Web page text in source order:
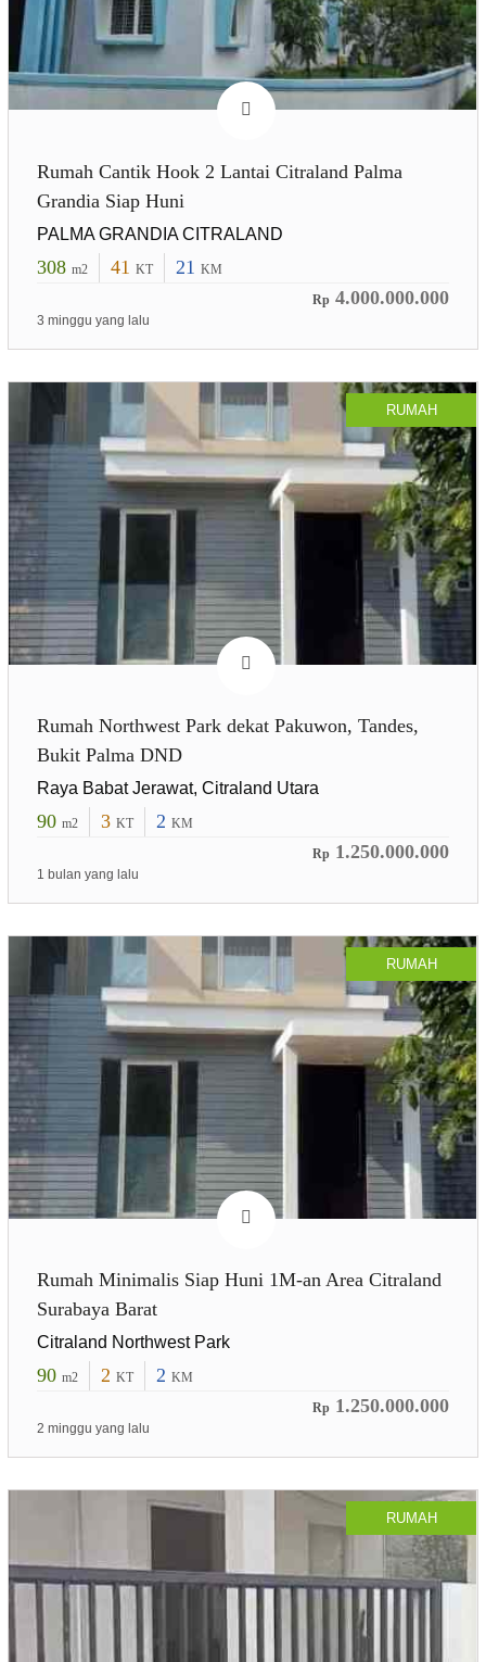
Rumah Cantik Hook 2 Lantai Citraland Palma
Grandia Siap Huni
PALMA GRANDIA CITRALAND
308 m2 41 KT 21 KM
Rp 4.000.000.000
3 minggu yang lalu
RUMAH
Rumah Northwest Park dekat Pakuwon, Tandes,
Bukit Palma DND
Raya Babat Jerawat, Citraland Utara
90 m2 3 KT 2 KM
Rp 1.250.000.000
1 bulan yang lalu
RUMAH
Rumah Minimalis Siap Huni 1M-an Area Citraland
Surabaya Barat
Citraland Northwest Park
90 m2 2 KT 2 KM
Rp 1.250.000.000
2 minggu yang lalu
RUMAH